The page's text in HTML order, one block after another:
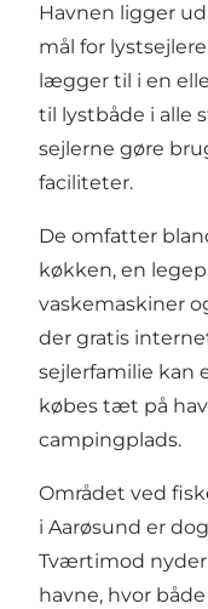
Havnen ligger
mål for
lægger til i en
til lystbåde i alle
sejlerne gøre
faciliteter.
De omfatter
køkken, en
vaskemaskiner
der gratis
sejlerfamilie kan
købes tæt på
campingplads.
Området ved
i Aarøsund er
Tværtimod
havne, hvor